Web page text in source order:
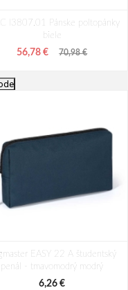
I3807.01 Pánske poltopánky
biele
56,78 € 70,98 €
poltopánky hnedé
77,66 €
EASY 22 A študentský
penál - tmavomodrý modrý
6,26 €